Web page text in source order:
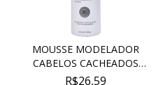
MOUSSE MODELADOR
CABELOS CACHEADOS
MOOD...
R$26,59